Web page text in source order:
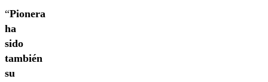
“Pionera
ha
sido
también
su